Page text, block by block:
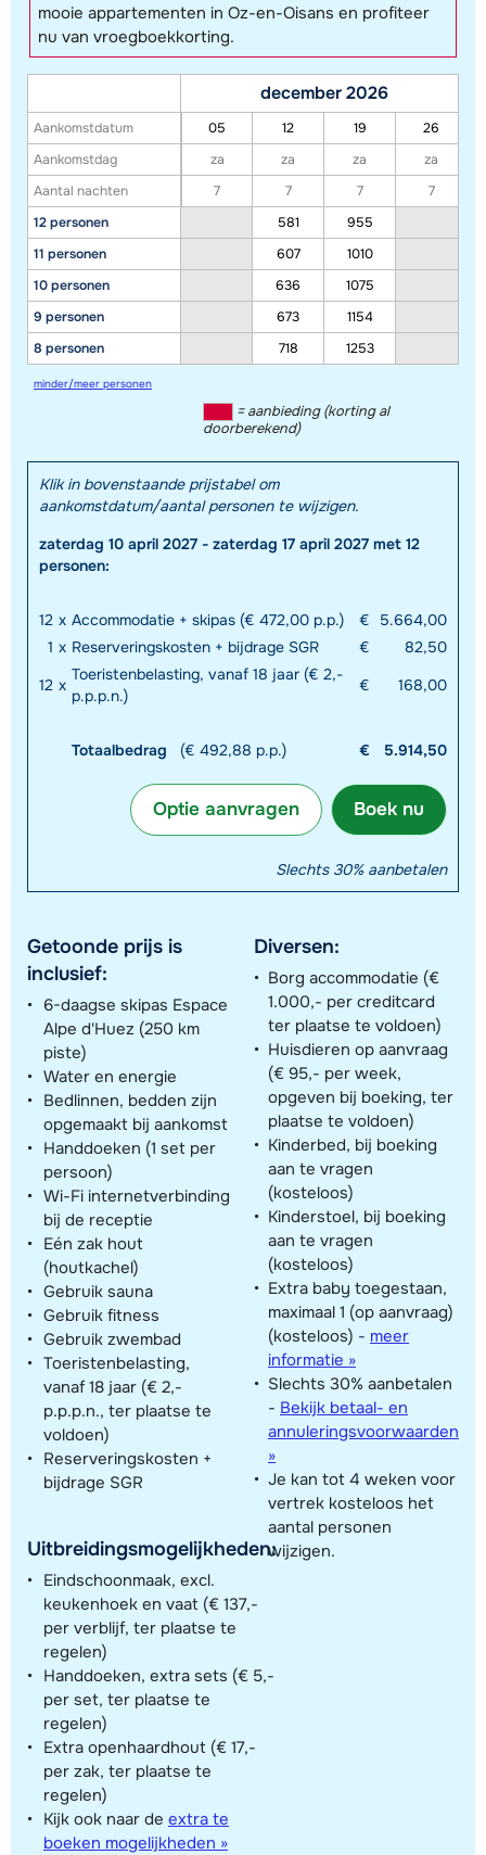
mooie appartementen in Oz-en-Oisans en profiteer
nu van vroegboekkorting.
Aankomstdatum
Aankomstdag
Aantal nachten
12 personen
11 personen
10 personen
9 personen
8 personen
december 2026
05 12 19
26
za
za za
za
7
7 7
7
581
955
607
1010
636
1075
673
1154
718
1253
minder/meer personen
= aanbieding (korting al
doorberekend)
Klik in bovenstaande prijstabel om
aankomstdatum/aantal personen te wijzigen.
zaterdag 10 april 2027 - zaterdag 17 april 2027 met 12
personen:
12 x Accommodatie + skipas (€ 472,00 p.p.) €
5.664,00
1 x Reserveringskosten + bijdrage SGR €
82,50
12 x
Toeristenbelasting, vanaf 18 jaar (€ 2,-
p.p.p.n.)
€ 168,00
Totaalbedrag (€ 492,88 p.p.) € 5.914,50
Boek nu
Optie aanvragen
Slechts 30% aanbetalen
Getoonde prijs is
inclusief:
6-daagse skipas Espace
Alpe d'Huez (250 km
piste)
Water en energie
Bedlinnen, bedden zijn
opgemaakt bij aankomst
Handdoeken (1 set per
persoon)
Wi-Fi internetverbinding
bij de receptie
Eén zak hout
(houtkachel)
Gebruik sauna
Gebruik fitness
Gebruik zwembad
Toeristenbelasting,
vanaf 18 jaar (€ 2,-
p.p.p.n., ter plaatse te
voldoen)
Reserveringskosten +
bijdrage SGR
Uitbreidingsmogelijkheden:
Eindschoonmaak, excl.
keukenhoek en vaat (€ 137,-
per verblijf, ter plaatse te
regelen)
Handdoeken, extra sets (€ 5,-
per set, ter plaatse te
regelen)
Extra openhaardhout (€ 17,-
per zak, ter plaatse te
regelen)
Kijk ook naar de extra te
boeken mogelijkheden »
Diversen:
Borg accommodatie (€
1.000,- per creditcard
ter plaatse te voldoen)
Huisdieren op aanvraag
(€ 95,- per week,
opgeven bij boeking, ter
plaatse te voldoen)
Kinderbed, bij boeking
aan te vragen
(kosteloos)
Kinderstoel, bij boeking
aan te vragen
(kosteloos)
Extra baby toegestaan,
maximaal 1 (op aanvraag)
(kosteloos) - meer
informatie »
Slechts 30% aanbetalen
- Bekijk betaal- en
annuleringsvoorwaarden
»
Je kan tot 4 weken voor
vertrek kosteloos het
aantal personen
wijzigen.